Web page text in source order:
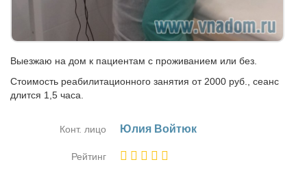
Выезжаю на дом к пациентам с проживанием или без.
Стоимость реабилитационного занятия от 2000 руб., сеанс
длится 1,5 часа.
Конт. лицо Юлия Вой­тюк
Рейтинг